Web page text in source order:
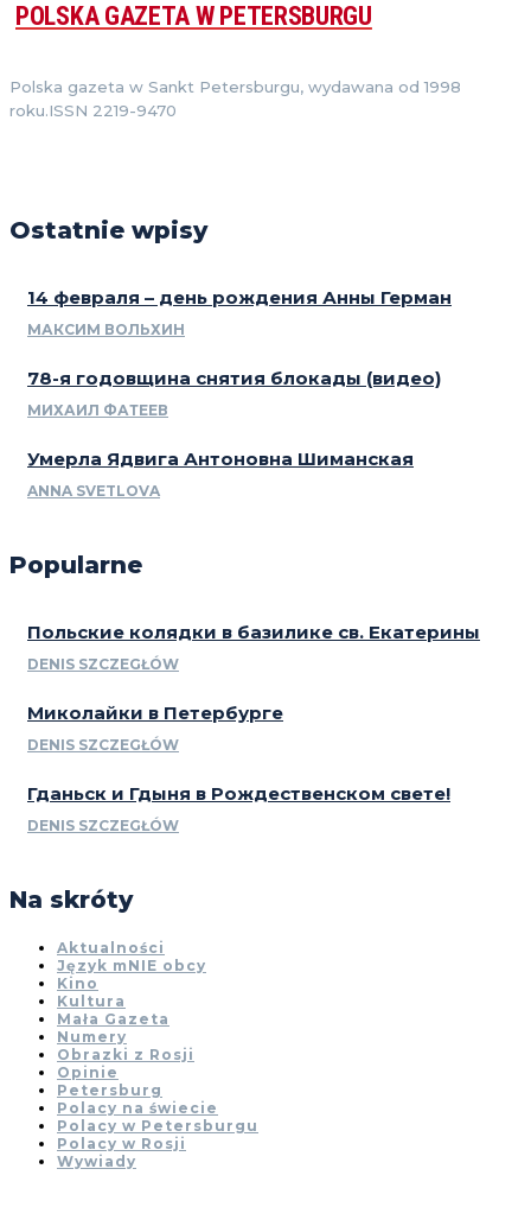
POLSKA GAZETA W PETERSBURGU
Polska gazeta w Sankt Petersburgu, wydawana od 1998
roku.ISSN 2219-9470
Ostatnie wpisy
14 февраля – день рождения Анны Герман
МАКСИМ ВОЛЬХИН
78-я годовщина снятия блокады (видео)
МИХАИЛ ФАТЕЕВ
Умерла Ядвига Антоновна Шиманская
ANNA SVETLOVA
Popularne
Польские колядки в базилике св. Екатерины
DENIS SZCZEGŁÓW
Миколайки в Петербурге
DENIS SZCZEGŁÓW
Гданьск и Гдыня в Рождественском свете!
DENIS SZCZEGŁÓW
Na skróty
Aktualności
Język mNIE obcy
Kino
Kultura
Mała Gazeta
Numery
Obrazki z Rosji
Opinie
Petersburg
Polacy na świecie
Polacy w Petersburgu
Polacy w Rosji
Wywiady